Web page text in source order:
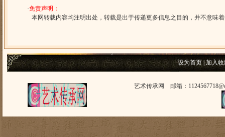
·免责声明：
本网转载内容均注明出处，转载是出于传递更多信息之目的，并不意味
设为首页 加入
艺术传承网 邮箱：